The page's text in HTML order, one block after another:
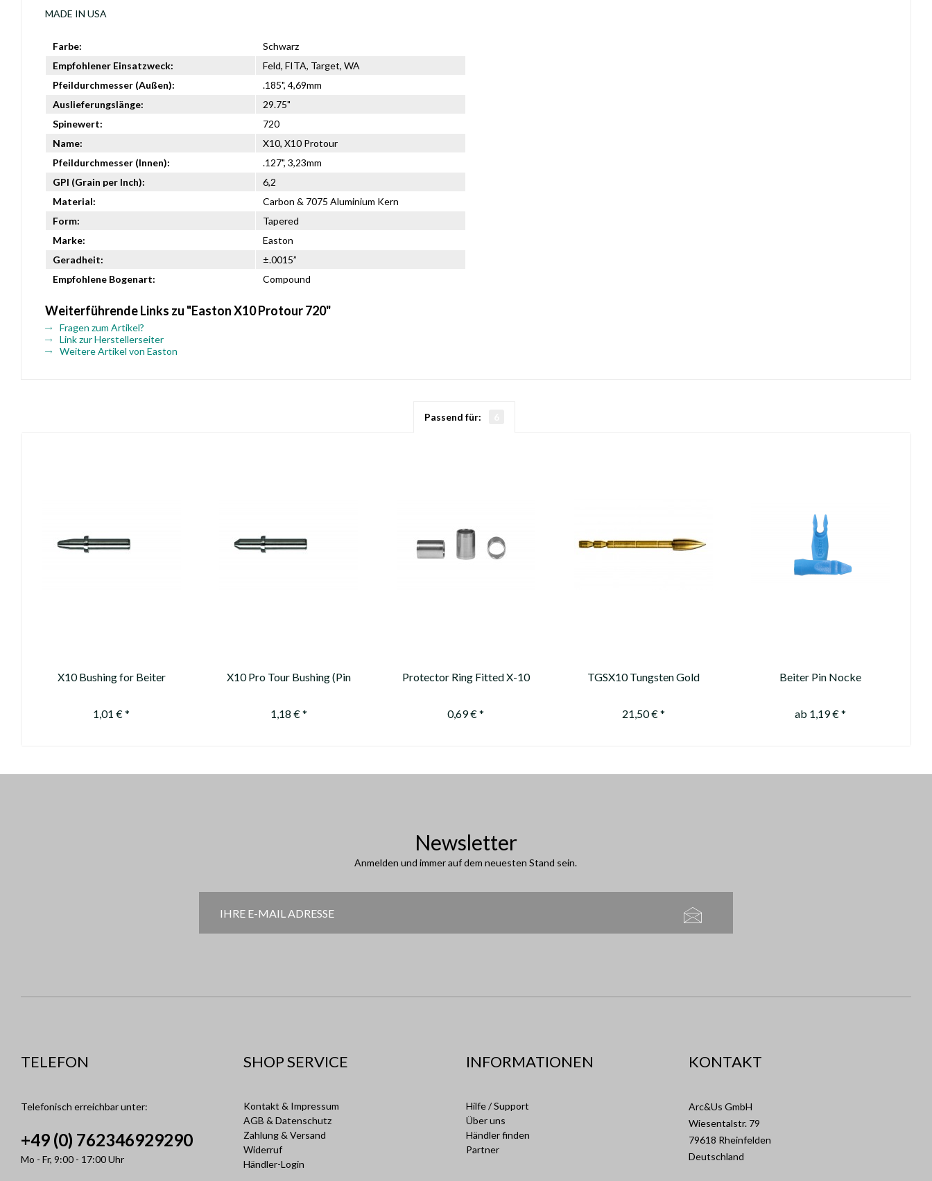
MADE IN USA
Farbe:
Schwarz
Empfohlener Einsatzweck:
Feld, FITA, Target, WA
Pfeildurchmesser (Außen):
.185", 4,69mm
Auslieferungslänge:
29.75"
Spinewert:
720
Name:
X10, X10 Protour
Pfeildurchmesser (Innen):
.127", 3,23mm
GPI (Grain per Inch):
6,2
Material:
Carbon & 7075 Aluminium Kern
Form:
Tapered
Marke:
Easton
Geradheit:
±.0015”
Empfohlene Bogenart:
Compound
Weiterführende Links zu "Easton X10 Protour 720"
Fragen zum Artikel?
Link zur Herstellerseiter
Weitere Artikel von Easton
Passend für:
X10 Bushing for Beiter
use #10435)
1,01 € *
X10 Pro Tour Bushing (Pin
Parallel Pro Bushing...
1,18 € *
Protector Ring Fitted X-10
0,69 € *
TGSX10 Tungsten Gold
***ausverkauft/sold out****
21,50 € *
Beiter Pin Nocke
ab 1,19 € *
Newsletter
Anmelden und immer auf dem neuesten Stand sein.
TELEFON
Telefonisch erreichbar unter:
+49 (0) 762346929290
Mo - Fr, 9:00 - 17:00 Uhr
SHOP SERVICE
Kontakt & Impressum
AGB & Datenschutz
Zahlung & Versand
Widerruf
Händler-Login
INFORMATIONEN
Hilfe / Support
Über uns
Händler finden
Partner
KONTAKT
Arc&Us GmbH
Wiesentalstr. 79
79618 Rheinfelden
Deutschland